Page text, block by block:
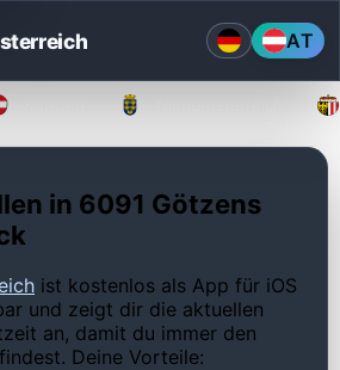
AT
in 6091 Götzens
ist kostenlos als App für iOS
und zeigt dir die aktuellen
an, damit du immer den
Deine Vorteile: